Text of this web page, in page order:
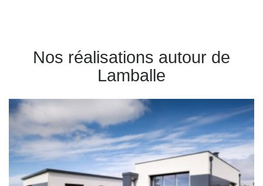
Nos réalisations autour de
Lamballe